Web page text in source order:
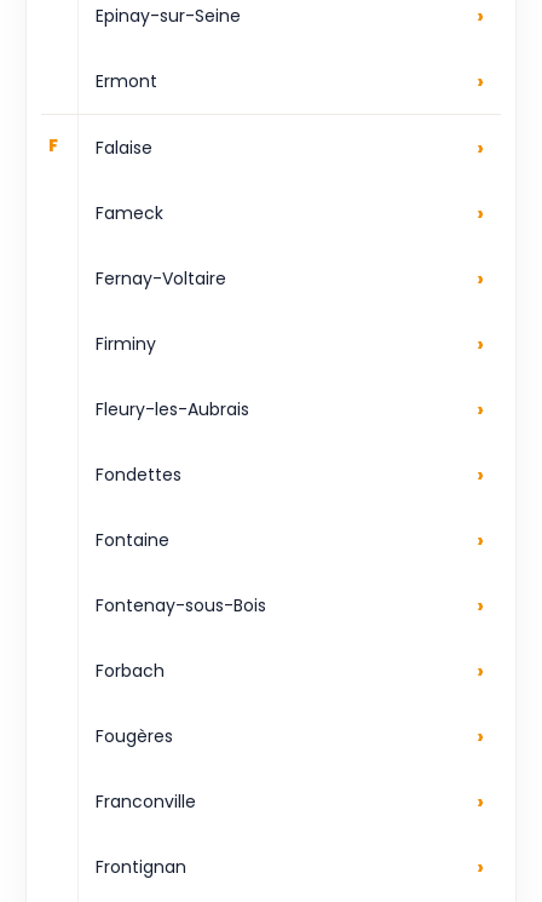
Epinay-sur-Seine ›
Ermont ›
F Falaise ›
Fameck ›
Fernay-Voltaire ›
Firminy ›
Fleury-les-Aubrais ›
Fondettes ›
Fontaine ›
Fontenay-sous-Bois ›
Forbach ›
Fougères ›
Franconville ›
Frontignan ›